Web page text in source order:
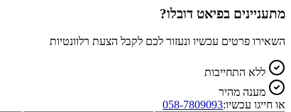
מתעניינים בפיאט דובלו?
השאירו פרטים עכשיו ונעזור לכם לקבל הצעת רלוונטיות
ללא התחייבות
מענה מהיר
או חייגו עכשיו:058-7809093